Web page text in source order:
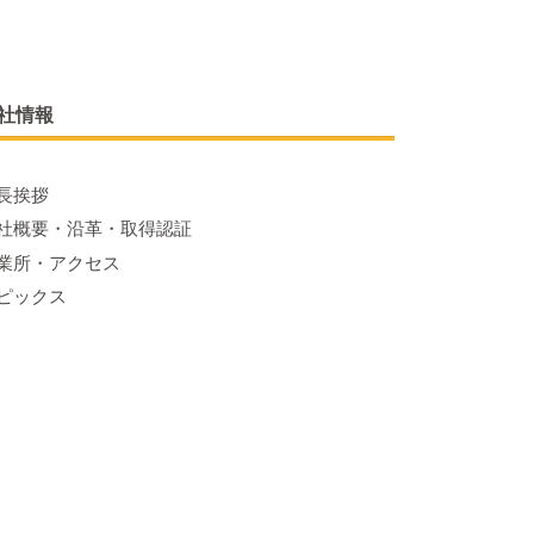
情報
挨拶
概要・沿革・取得認証
所・アクセス
ックス